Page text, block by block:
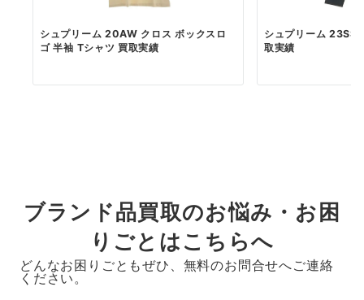
シュプリーム 20AW クロス ボックスロ
ゴ 半袖 Tシャツ 買取実績
シュプリーム
取実績
ブランド品買取のお悩み・お困
りごとはこちらへ
どんなお困りごともぜひ、無料のお問合せへご連絡
ください。